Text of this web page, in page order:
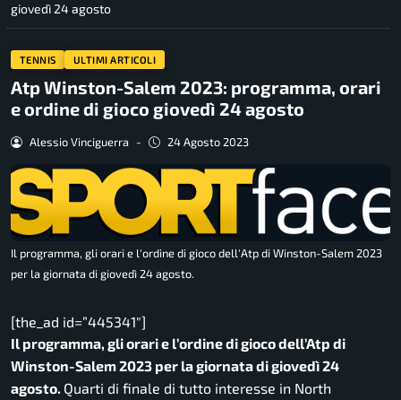
giovedì 24 agosto
TENNIS ULTIMI ARTICOLI
Atp Winston-Salem 2023: programma, orari
e ordine di gioco giovedì 24 agosto
Alessio Vinciguerra - 24 Agosto 2023
Il programma, gli orari e l'ordine di gioco dell'Atp di Winston-Salem 2023
per la giornata di giovedì 24 agosto.
[the_ad id=”445341″]
Il programma, gli orari e l’ordine di gioco dell’Atp di
Winston-Salem 2023 per la giornata di giovedì 24
agosto. Quarti di finale di tutto interesse in North